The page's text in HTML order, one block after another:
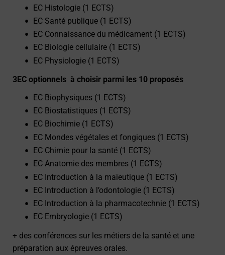
EC Histologie (1 ECTS)
EC Santé publique (1 ECTS)
EC Connaissance du médicament (1 ECTS)
EC Biologie cellulaire (1 ECTS)
EC Physiologie (1 ECTS)
3EC optionnels à choisir parmi les 10 proposés
EC Biophysiques (1 ECTS)
EC Biostatistiques (1 ECTS)
EC Biochimie (1 ECTS)
EC Mondes végétales et fongiques (1 ECTS)
EC Chimie pour la santé (1 ECTS)
EC Anatomie des membres (1 ECTS)
EC Introduction à la maïeutique (1 ECTS)
EC Introduction à l’odontologie (1 ECTS)
EC Introduction à la pharmacotechnie (1 ECTS)
EC Embryologie (1 ECTS)
+ des conférences sur les métiers de la santé et une
préparation aux épreuves orales.